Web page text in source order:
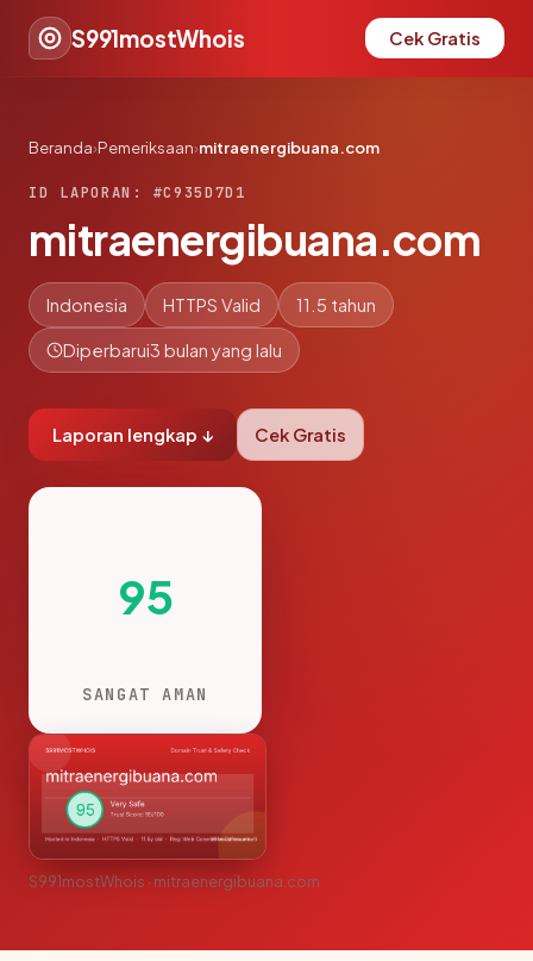
S991mostWhois Cek Gratis
Beranda›Pemeriksaan›mitraenergibuana.com
ID LAPORAN: #C935D7D1
mitraenergibuana.com
Indonesia HTTPS Valid 11.5 tahun
Diperbarui3 bulan yang lalu
Laporan lengkap ↓ Cek Gratis
95
SANGAT AMAN
S991mostWhois · mitraenergibuana.com